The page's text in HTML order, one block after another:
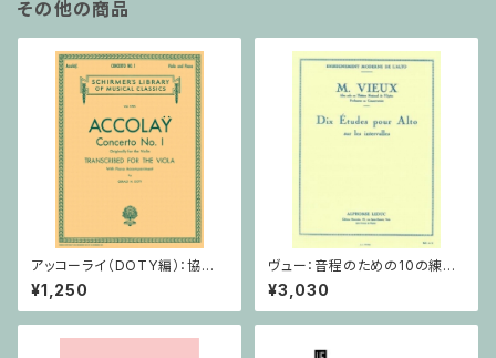
その他の商品
アッコーライ（DOTY編）：協奏
曲第1番 / ヴィオラ・ピアノ
¥1,250
ヴュー：音程のための10の練習
/ ヴィオラ
¥3,030